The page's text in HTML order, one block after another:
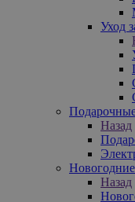
Уход
Назад
Назад